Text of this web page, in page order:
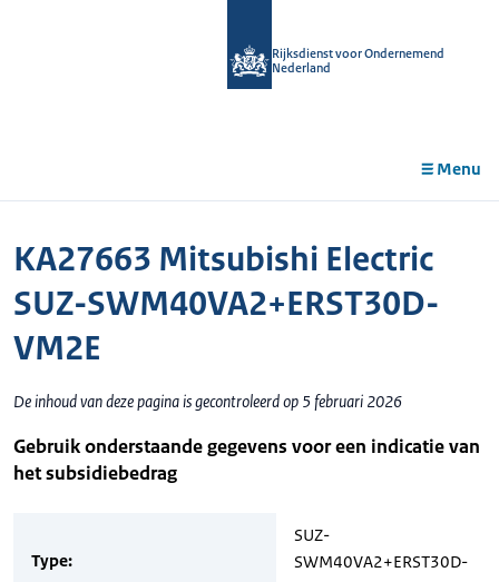
Rijksdienst voor Ondernemend
Nederland
Menu
KA27663 Mitsubishi Electric
SUZ-SWM40VA2+ERST30D-
VM2E
De inhoud van deze pagina is gecontroleerd op 5 februari 2026
Gebruik onderstaande gegevens voor een indicatie van
het subsidiebedrag
Type:
SUZ-
SWM40VA2+ERST30D-